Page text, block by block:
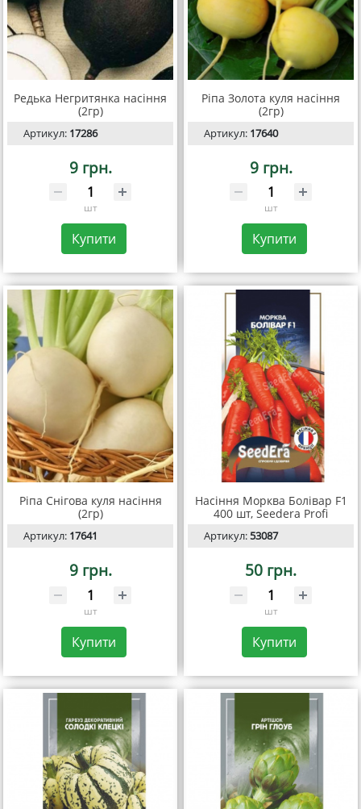
Редька Негритянка насіння
(2гр)
Артикул: 17286
9 грн.
шт
Купити
Ріпа Золота куля насіння
(2гр)
Артикул: 17640
9 грн.
шт
Купити
Ріпа Снігова куля насіння
(2гр)
Артикул: 17641
9 грн.
шт
Купити
Насіння Морква Болівар F1
400 шт, Seedera Profi
Артикул:53087
50 грн.
шт
Купити